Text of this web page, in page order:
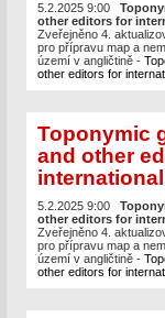
5.2.2025 9:00
other editors for
Zveřejněno 4.
pro přípravu map a
území v angličtině -
other editors for
Toponymic
and other
5.2.2025 9:00
other editors for
Zveřejněno 4.
pro přípravu map a
území v angličtině -
other editors for